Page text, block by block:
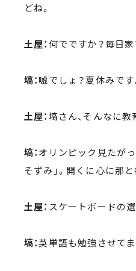
どね。
土屋： 何でですか？毎日
塙：嘘でしょ？夏休みで
土屋：塙さん、そんなに
塙：オリンピック見たが
そずみ」。開くに心に那と
土屋： スケートボードの
塙：英単語も勉強させて